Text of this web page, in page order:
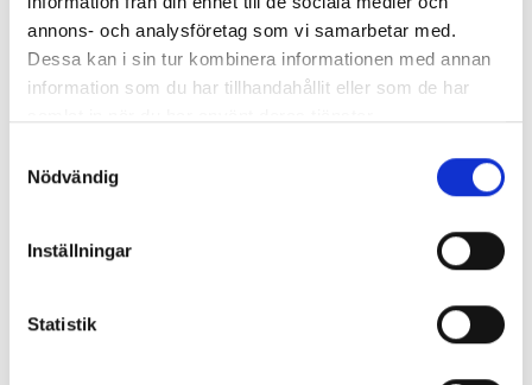
annons- och analysföretag som vi samarbetar med.
Dessa kan i sin tur kombinera informationen med annan
information som du har tillhandahållit eller som de har
Nödvändig
Inställningar
Statistik
Nyhetsarkiv
▲Huvudrubrik
Publicerat
Anlita en seriös flyttfirma i Göteborg
2019-06-29
Tips för en effektiv flyttpackning
2019-05-29
Effektiv flytt med flytthjälp
2019-02-15
2018-12-20
Så fungerar en besiktning
2018-11-15
Att tänka på vid utomlandsflytt
2018-09-14
2018-08-15